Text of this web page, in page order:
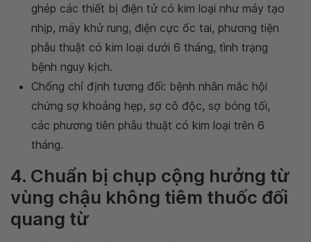
ghép các thiết bị điện tử có kim loại như máy tạo
nhịp, máy khử rung, điện cực ốc tai, phương tiện
phẫu thuật có kim loại dưới 6 tháng, tình trạng
bệnh nguy kịch.
Chống chỉ định tương đối: bệnh nhân mắc hội
chứng sợ khoảng hẹp, sợ cô độc, sợ bóng tối,
các phương tiên phẫu thuật có kim loại trên 6
tháng.
4. Chuẩn bị chụp cộng hưởng từ
vùng chậu không tiêm thuốc đối
quang từ